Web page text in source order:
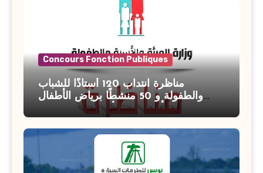
Concours Fonction Publiques
مناظرة انتداب 120 أستاذًا للشباب
والطفولة و 50 منشطًا برياض الأطفال
بوزارة الأسرة والمرأة والطفولة وكبار
السن آخر أجل للتسجيل : 27 جويلية 2026